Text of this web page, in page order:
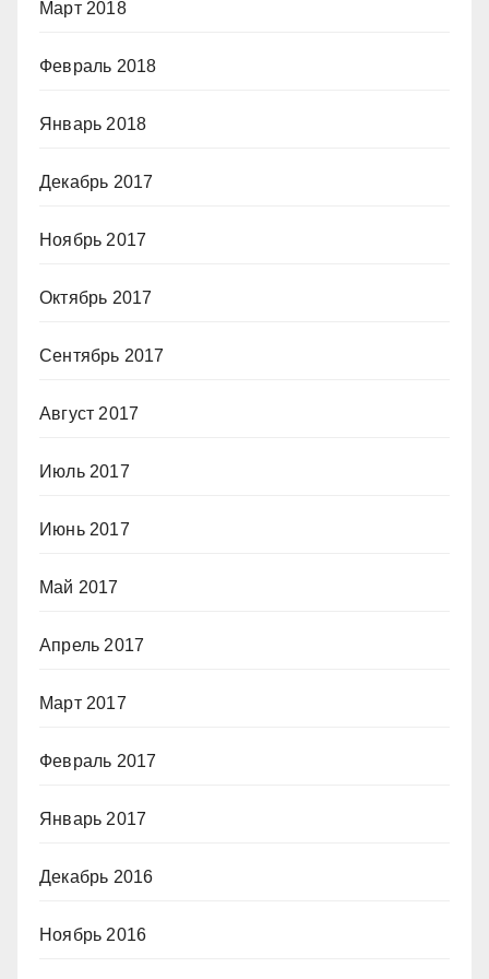
Март 2018
Февраль 2018
Январь 2018
Декабрь 2017
Ноябрь 2017
Октябрь 2017
Сентябрь 2017
Август 2017
Июль 2017
Июнь 2017
Май 2017
Апрель 2017
Март 2017
Февраль 2017
Январь 2017
Декабрь 2016
Ноябрь 2016